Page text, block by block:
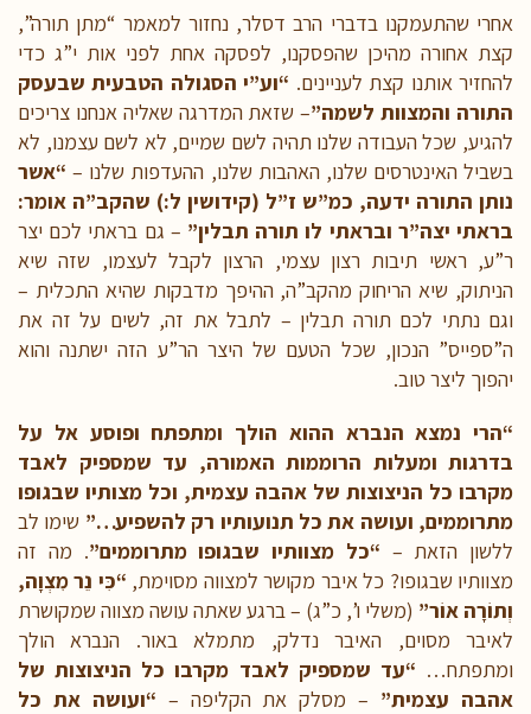
אחרי שהתעמקנו בדברי הרב דסלר, נחזור למאמר “מתן תורה”,
קצת אחורה מהיכן שהפסקנו, לפסקה אחת לפני אות י”ג כדי
להחזיר אותנו קצת לעניינים. “וע”י הסגולה הטבעית שבעסק
התורה והמצוות לשמה”– שזאת המדרגה שאליה אנחנו צריכים
להגיע, שכל העבודה שלנו תהיה לשם שמיים, לא לשם עצמנו, לא
בשביל האינטרסים שלנו, האהבות שלנו, ההעדפות שלנו – “אשר
נותן התורה ידעה, כמ”ש ז”ל (קידושין ל:) שהקב”ה אומר:
בראתי יצה”ר ובראתי לו תורה תבלין” – גם בראתי לכם יצר
ר”ע, ראשי תיבות רצון עצמי, הרצון לקבל לעצמו, שזה שיא
הניתוק, שיא הריחוק מהקב”ה, ההיפך מדבקות שהיא התכלית –
וגם נתתי לכם תורה תבלין – לתבל את זה, לשים על זה את
ה”ספייס” הנכון, שכל הטעם של היצר הר”ע הזה ישתנה והוא
יהפוך ליצר טוב.
“הרי נמצא הנברא ההוא הולך ומתפתח ופוסע אל על
בדרגות ומעלות הרוממות האמורה, עד שמספיק לאבד
מקרבו כל הניצוצות של אהבה עצמית, וכל מצותיו שבגופו
מתרוממים, ועושה את כל תנועותיו רק להשפיע…” שימו לב
ללשון הזאת – “כל מצוותיו שבגופו מתרוממים”. מה זה
מצוותיו שבגופו? כל איבר מקושר למצווה מסוימת, “כִּי נֵר מִצְוָה,
וְתוֹרָה אוֹר” (משלי ו’, כ”ג) – ברגע שאתה עושה מצווה שמקושרת
לאיבר מסוים, האיבר נדלק, מתמלא באור. הנברא הולך
ומתפתח… “עד שמספיק לאבד מקרבו כל הניצוצות של
אהבה עצמית” – מסלק את הקליפה – “ועושה את כל